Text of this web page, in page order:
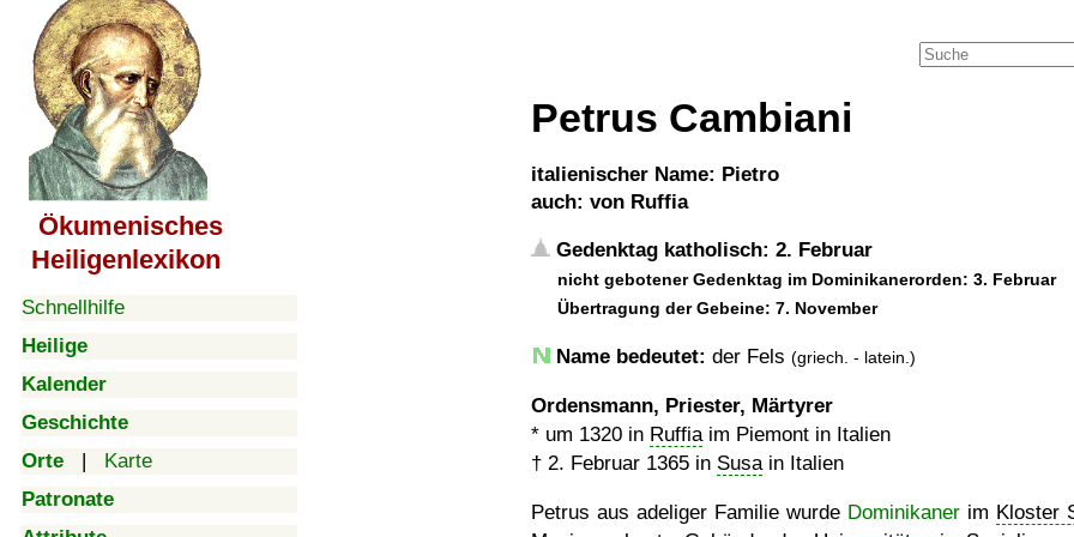
Ökumenisches
Heiligenlexikon
Schnellhilfe
Heilige
Kalender
Geschichte
Orte | Karte
Patronate
Petrus Cambiani
italienischer Name: Pietro
auch: von Ruffia
Gedenktag katholisch: 2. Februar
nicht gebotener Gedenktag im Dominikanerorden: 3. Februar
Übertragung der Gebeine: 7. November
Name bedeutet: der Fels (griech. - latein.)
Ordensmann, Priester, Märtyrer
* um 1320 in Ruffiaim Piemont in Italien
† 2. Februar 1365 in Susain Italien
Petrus aus adeliger Familie wurde Dominikaner im Kloster